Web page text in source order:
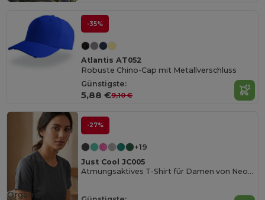
-35%
Atlantis AT052
Robuste Chino-Cap mit Metallverschluss
Günstigste:
5,88 €9,10 €
-27%
+19
Just Cool JC005
Atmungsaktives T-Shirt für Damen von Neoteric ™
Organic